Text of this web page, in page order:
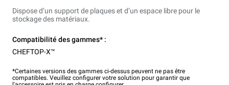
Dispose d’un support de plaques et d’un espace libre pour le
stockage des matériaux.
Compatibilité des gammes* :
CHEFTOP-X™
*Certaines versions des gammes ci-dessus peuvent ne pas être
compatibles. Veuillez configurer votre solution pour garantir que